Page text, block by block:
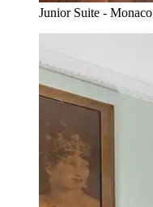
Junior Suite - Monaco